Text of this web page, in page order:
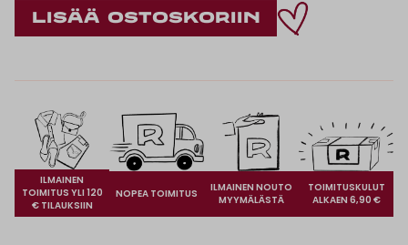
ILMAINEN
TOIMITUS YLI 120
€ TILAUKSIIN
NOPEA TOIMITUS
ILMAINEN NOUTO
MYYMÄLÄSTÄ
TOIMITUSKULUT
ALKAEN 6,90 €